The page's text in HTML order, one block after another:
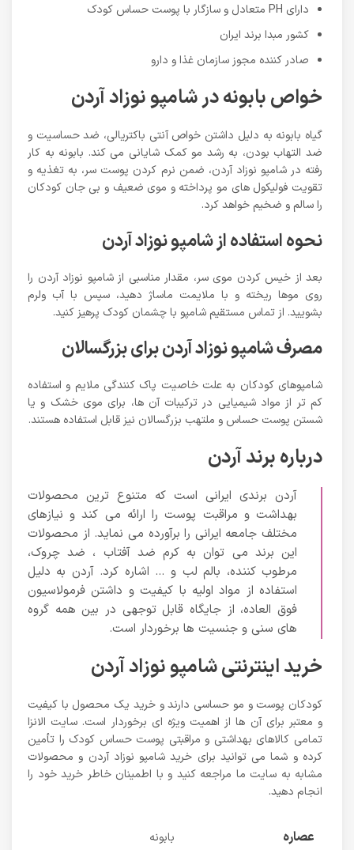
دارای PH متعادل و سازگار با پوست حساس کودک
کشور مبدا برند ایران
صادر کننده مجوز سازمان غذا و دارو
خواص بابونه در شامپو نوزاد آردن
گیاه بابونه به دلیل داشتن خواص آنتی باکتریالی، ضد حساسیت و
ضد التهاب بودن، به رشد مو کمک شایانی می کند. بابونه به کار
رفته در شامپو نوزاد آردن، ضمن نرم کردن پوست سر، به تغذیه و
تقویت فولیکول های مو پرداخته و موی ضعیف و بی جان کودکان
را سالم و ضخیم خواهد کرد.
نحوه استفاده از شامپو نوزاد آردن
بعد از خیس کردن موی سر، مقدار مناسبی از شامپو نوزاد آردن را
روی موها ریخته و با ملایمت ماساژ دهید، سپس با آب ولرم
بشویید. از تماس مستقیم شامپو با چشمان کودک پرهیز کنید.
مصرف شامپو نوزاد آردن برای بزرگسالان
شامپوهای کودکان به علت خاصیت پاک کنندگی ملایم و استفاده
کم تر از مواد شیمیایی در ترکیبات آن ها، برای موی خشک و یا
شستن پوست حساس و ملتهب بزرگسالان نیز قابل استفاده هستند.
درباره برند آردن
آردن برندی ایرانی است که متنوع ترین محصولات
بهداشت و مراقبت پوست را ارائه می کند و نیازهای
مختلف جامعه ایرانی را برآورده می نماید. از محصولات
این برند می توان به کرم ضد آفتاب ، ضد چروک،
مرطوب کننده، بالم لب و … اشاره کرد. آردن به دلیل
استفاده از مواد اولیه با کیفیت و داشتن فرمولاسیون
فوق العاده، از جایگاه قابل توجهی در بین همه گروه
های سنی و جنسیت ها برخوردار است.
خرید اینترنتی شامپو نوزاد آردن
کودکان پوست و مو حساسی دارند و خرید یک محصول با کیفیت
و معتبر برای آن ها از اهمیت ویژه ای برخوردار است. سایت الانزا
تمامی کالاهای بهداشتی و مراقبتی پوست حساس کودک را تأمین
کرده و شما می توانید برای خرید شامپو نوزاد آردن و محصولات
مشابه به سایت ما مراجعه کنید و با اطمینان خاطر خرید خود را
انجام دهید.
عصاره بابونه